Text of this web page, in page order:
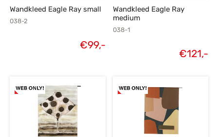
Wandkleed Eagle Ray small
038-2
€99,-
Wandkleed Eagle Ray
medium
038-1
€121,-